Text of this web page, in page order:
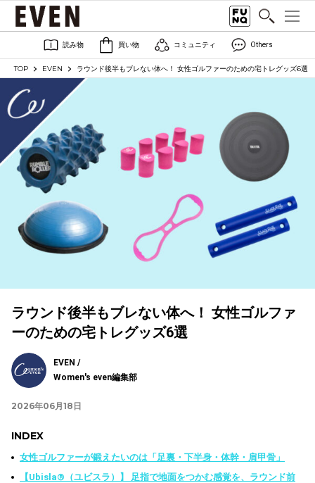
読み物 買い物 コミュニティ Others
TOP EVEN ラウンド後半もブレない体へ！ 女性ゴルファーのための宅トレグッズ6選
ラウンド後半もブレない体へ！ 女性ゴルファ
ーのための宅トレグッズ6選
EVEN /
Women's even編集部
2026年06月18日
INDEX
女性ゴルファーが鍛えたいのは「足裏・下半身・体幹・肩甲骨」
【Ubisla®︎（ユビスラ）】 足指で地面をつかむ感覚を、ラウンド前